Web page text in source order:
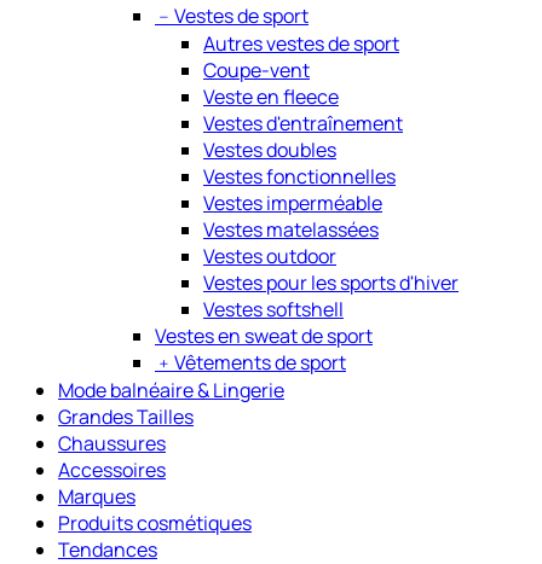
﹣ Vestes de sport
Autres vestes de sport
Coupe-vent
Veste en fleece
Vestes d'entraînement
Vestes doubles
Vestes fonctionnelles
Vestes imperméable
Vestes matelassées
Vestes outdoor
Vestes pour les sports d'hiver
Vestes softshell
Vestes en sweat de sport
﹢ Vêtements de sport
Mode balnéaire & Lingerie
Grandes Tailles
Chaussures
Accessoires
Marques
Produits cosmétiques
Tendances